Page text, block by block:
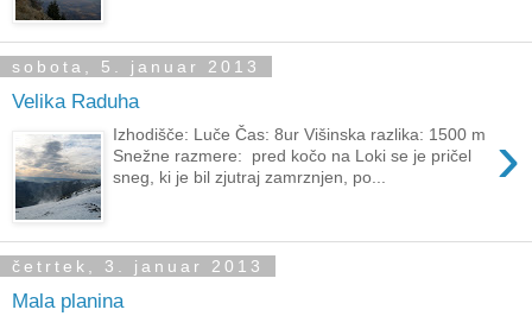
sobota, 5. januar 2013
Velika Raduha
›
Izhodišče: Luče Čas: 8ur Višinska razlika: 1500 m
Snežne razmere: pred kočo na Loki se je pričel
sneg, ki je bil zjutraj zamrznjen, po...
četrtek, 3. januar 2013
Mala planina